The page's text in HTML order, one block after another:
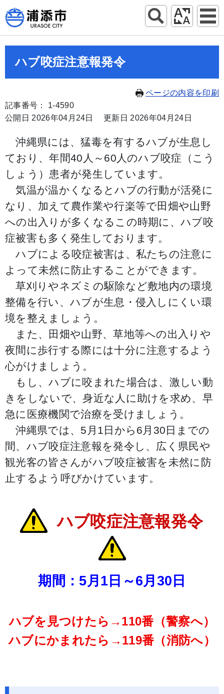
ハブ咬症注意報発令
ページの内容を印刷
記事番号： 1-4590
公開日 2026年04月24日
更新日 2026年04月24日
沖縄県には、猛毒を有するハブが生息し
ており、年間40人～60人のハブ咬症（こう
しょう）患者が発生しています。
気温が温かくなるとハブの行動が活発に
なり、加えて農作業や行楽等で田畑や山野
への出入りが多くなるこの時期に、ハブ咬
症被害も多く発生しております。
ハブによる咬症被害は、私たちの注意に
よって未然に防止することができます。
草刈りやネズミの駆除など敷地内の環境
整備を行い、ハブが生息・侵入しにくい環
境を整えましょう。
また、田畑や山野、草地等への出入りや
夜間に歩行する際には十分に注意するよう
心がけましょう。
もし、ハブに咬まれた場合は、激しい動
きをしないで、身近な人に助けを求め、早
急に医療機関で治療を受けましょう。
沖縄県では、5月1日から6月30日までの
間、ハブ咬症注意報を発令し、広く県民や
観光客の皆さんがハブ咬症被害を未然に防
止するよう呼びかけています。
ハブ咬症注意報発令
期間：5月1日～6月30日
ハブを見つけたら→110番（警察へ）
ハブにかまれたら→119番（消防へ）